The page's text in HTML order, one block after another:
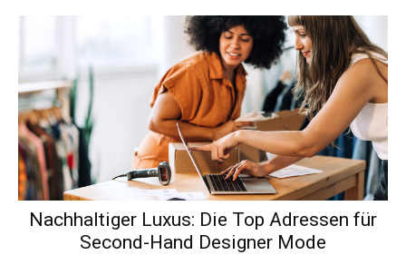
Nachhaltiger Luxus: Die Top Adressen für
Second-Hand Designer Mode